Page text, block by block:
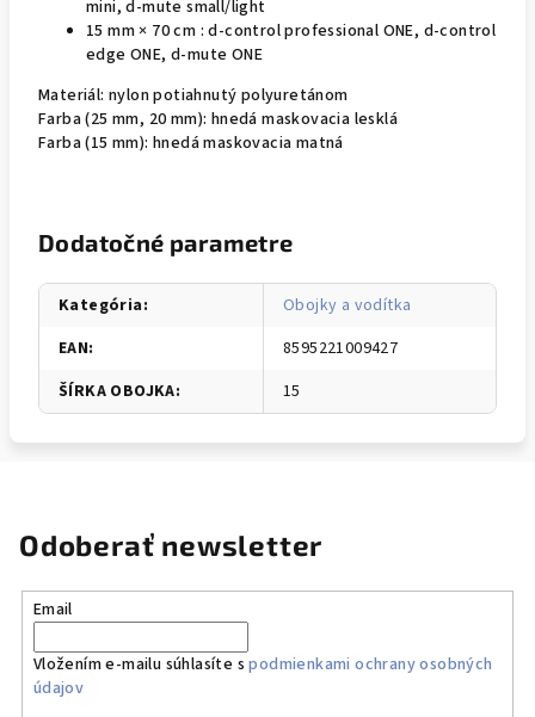
mini, d-mute small/light
15 mm × 70 cm : d-control professional ONE, d-control
edge ONE, d-mute ONE
Materiál: nylon potiahnutý polyuretánom
Farba (25 mm, 20 mm): hnedá maskovacia lesklá
Farba (15 mm): hnedá maskovacia matná
Dodatočné parametre
Kategória:
Obojky a vodítka
EAN:
8595221009427
ŠÍRKA OBOJKA: 15
Odoberať newsletter
Email
Vložením e-mailu súhlasíte spodmienkami ochrany osobných
údajov